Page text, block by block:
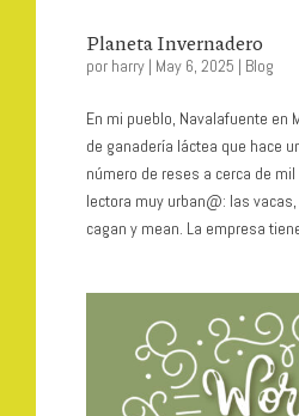
Planeta Invernadero
por harry| May 6, 2025 | Blog
En mi pueblo, Navalafuente en
de ganadería láctea que hace
número de reses a cerca de
lectora muy urban@: las
cagan y mean. La empresa